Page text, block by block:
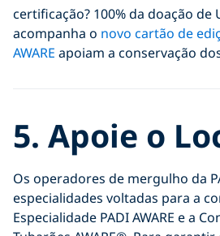
certificação? 100% da doação de
acompanha o novo cartão de
AWARE apoiam a conservação
5. Apoie o
Os operadores de mergulho da
especialidades voltadas para a
Especialidade PADI AWARE e a